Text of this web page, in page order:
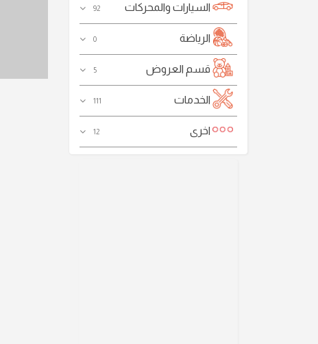
السيارات والمحركات 92
الرياضة 0
قسم العروض 5
الخدمات 111
اخرى 12